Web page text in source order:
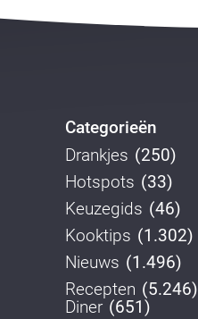
Categorieën
Drankjes (250)
Hotspots (33)
Keuzegids (46)
Kooktips (1.302)
Nieuws (1.496)
Recepten (5.246)
Diner(651)